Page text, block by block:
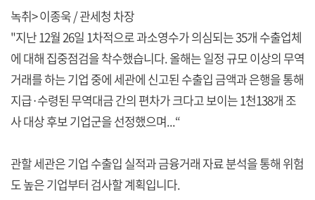
녹취> 이종욱 / 관세청 차장
"지난 12월 26일 1차적으로 과소영수가 의심되는 35개 수출업체
에 대해 집중점검을 착수했습니다. 올해는 일정 규모 이상의 무역
거래를 하는 기업 중에 세관에 신고된 수출입 금액과 은행을 통해
지급·수령된 무역대금 간의 편차가 크다고 보이는 1천138개 조
사 대상 후보 기업군을 선정했으며...“
관할 세관은 기업 수출입 실적과 금융거래 자료 분석을 통해 위험
도 높은 기업부터 검사할 계획입니다.